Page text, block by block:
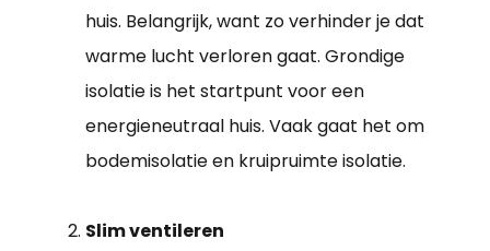
huis. Belangrijk, want zo verhinder je dat
warme lucht verloren gaat. Grondige
isolatie is het startpunt voor een
energieneutraal huis. Vaak gaat het om
bodemisolatie en kruipruimte isolatie.
Slim ventileren